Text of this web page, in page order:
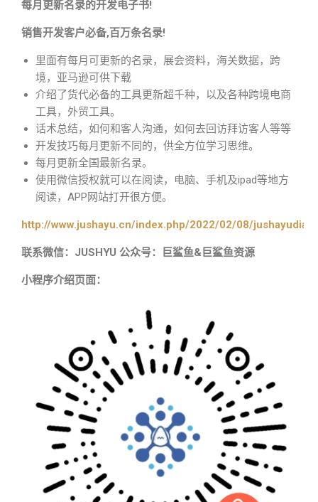
每月更新名录的开发电子书!
销售开发客户必备,百万条名录!
里面有每月可更新的名录，展会资料，海关数据，跨
境，亚马逊可供下载
介绍了货代必备的工具更新超千种，以及各种跨境电商
工具，外贸工具。
话术总结，如何和客人沟通，如何去回访拜访客人等等
开发技巧每月更新不同的，供全方位学习思维。
每月更新全国最新名录。
使用微信授权就可以在阅读，电脑、手机及ipad等地方
阅读，APP网站打开很方便。
http://www.jushayu.cn/index.php/2022/02/08/
联系微信：JUSHYU 公众号：巨鲨鱼&巨鲨鱼资源
小程序介绍页面：